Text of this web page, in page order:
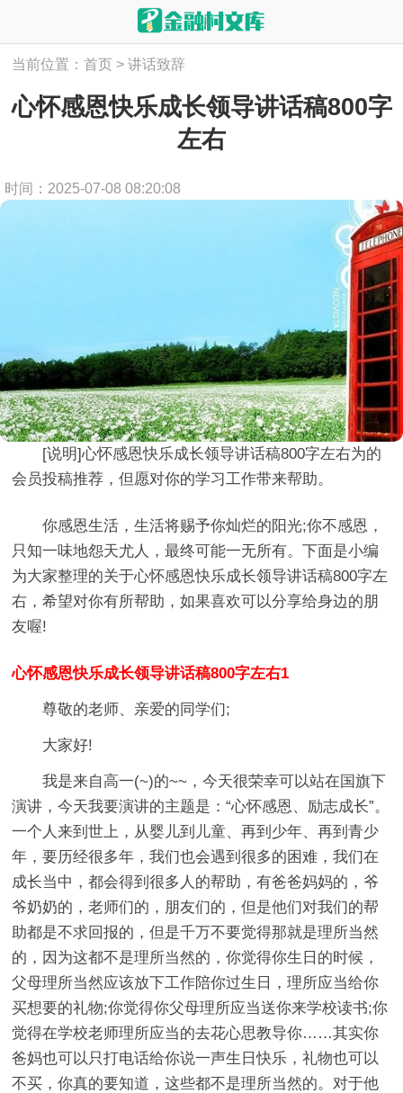
当前位置：首页 > 讲话致辞
心怀感恩快乐成长领导讲话稿800字
左右
时间：2025-07-08 08:20:08
[说明]心怀感恩快乐成长领导讲话稿800字左右为的
会员投稿推荐，但愿对你的学习工作带来帮助。
你感恩生活，生活将赐予你灿烂的阳光;你不感恩，
只知一味地怨天尤人，最终可能一无所有。下面是小编
为大家整理的关于心怀感恩快乐成长领导讲话稿800字左
右，希望对你有所帮助，如果喜欢可以分享给身边的朋
友喔!
心怀感恩快乐成长领导讲话稿800字左右1
尊敬的老师、亲爱的同学们;
大家好!
我是来自高一(~)的~~，今天很荣幸可以站在国旗下
演讲，今天我要演讲的主题是：“心怀感恩、励志成长”。
一个人来到世上，从婴儿到儿童、再到少年、再到青少
年，要历经很多年，我们也会遇到很多的困难，我们在
成长当中，都会得到很多人的帮助，有爸爸妈妈的，爷
爷奶奶的，老师们的，朋友们的，但是他们对我们的帮
助都是不求回报的，但是千万不要觉得那就是理所当然
的，因为这都不是理所当然的，你觉得你生日的时候，
父母理所当然应该放下工作陪你过生日，理所应当给你
买想要的礼物;你觉得你父母理所应当送你来学校读书;你
觉得在学校老师理所应当的去花心思教导你……其实你
爸妈也可以只打电话给你说一声生日快乐，礼物也可以
不买，你真的要知道，这些都不是理所当然的。对于他